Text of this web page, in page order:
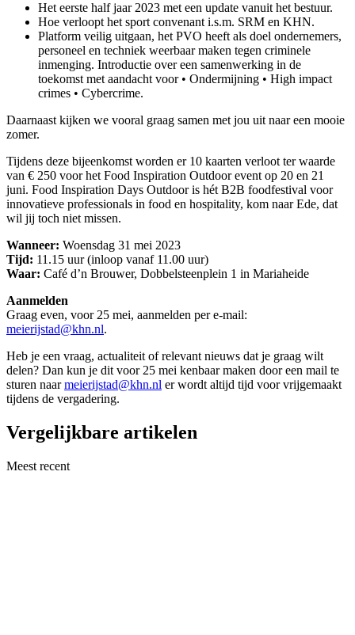
Het eerste half jaar 2023 met een update vanuit het bestuur.
Hoe verloopt het sport convenant i.s.m. SRM en KHN.
Platform veilig uitgaan, het PVO heeft als doel ondernemers,
personeel en techniek weerbaar maken tegen criminele
inmenging. Introductie over een samenwerking in de
toekomst met aandacht voor • Ondermijning • High impact
crimes • Cybercrime.
Daarnaast kijken we vooral graag samen met jou uit naar een mooie
zomer.
Tijdens deze bijeenkomst worden er 10 kaarten verloot ter waarde
van € 250 voor het Food Inspiration Outdoor event op 20 en 21
juni. Food Inspiration Days Outdoor is hét B2B foodfestival voor
innovatieve professionals in food en hospitality, kom naar Ede, dat
wil jij toch niet missen.
Wanneer: Woensdag 31 mei 2023
Tijd: 11.15 uur (inloop vanaf 11.00 uur)
Waar: Café d’n Brouwer, Dobbelsteenplein 1 in Mariaheide
Aanmelden
Graag even, voor 25 mei, aanmelden per e-mail:
meierijstad@khn.nl.
Heb je een vraag, actualiteit of relevant nieuws dat je graag wilt
delen? Dan kun je dit voor 25 mei kenbaar maken door een mail te
sturen naarmeierijstad@khn.nl er wordt altijd tijd voor vrijgemaakt
tijdens de vergadering.
Vergelijkbare artikelen
Meest recent